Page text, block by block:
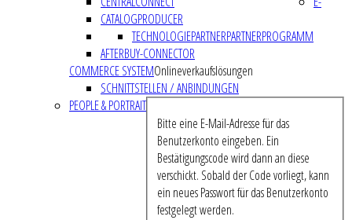
CATALOGPRODUCER
PARTNERPROGRAMM
TECHNOLOGIEPARTNER
AFTERBUY-CONNECTOR
COMMERCE SYSTEMOnlineverkaufslösungen
SCHNITTSTELLEN / ANBINDUNGEN
PEOPLE & PORTRAIT
Bitte eine E-Mail-Adresse für das
Benutzerkonto eingeben. Ein
Bestätigungscode wird dann an diese
verschickt. Sobald der Code vorliegt, kann
ein neues Passwort für das Benutzerkonto
festgelegt werden.